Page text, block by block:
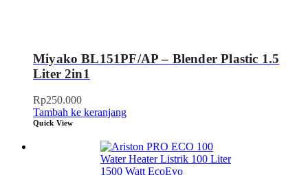
Miyako BL151PF/AP – Blender Plastic 1.5
Liter 2in1
Rp250.000
Tambah ke keranjang
Quick View